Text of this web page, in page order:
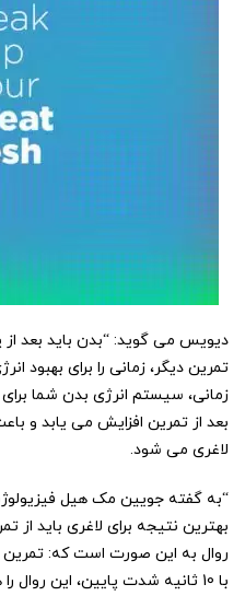
دیویس می گوید: “بدن باید بعد
تمرین دیگر، زمانی را برای بهبود
بعد از تمرین افزایش می یابد و
لاغری می شود.
“به گفته جویین مک هیل
بهترین نتیجه برای لاغری باید از